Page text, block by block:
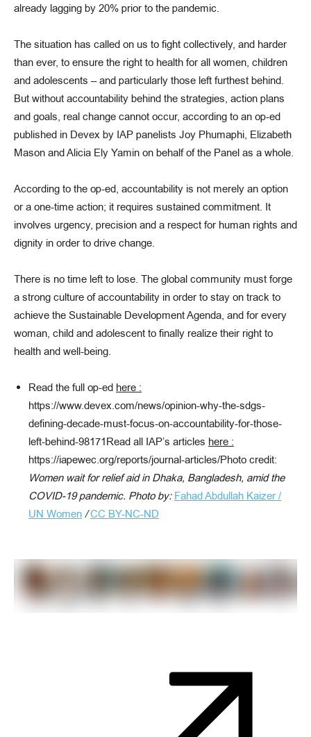
already lagging by 20% prior to the pandemic.
The situation has called on us to fight collectively, and harder
than ever, to ensure the right to health for all women, children
and adolescents – and particularly those left furthest behind.
But without accountability behind the strategies, action plans
and goals, real change cannot occur, according to an op-ed
published in Devex by IAP panelists Joy Phumaphi, Elizabeth
Mason and Alicia Ely Yamin on behalf of the Panel as a whole.
According to the op-ed, accountability is not merely an option
or a one-time action; it requires sustained commitment. It
involves urgency, precision and a respect for human rights and
dignity in order to drive change.
There is no time left to lose. The global community must forge
a strong culture of accountability in order to stay on track to
achieve the Sustainable Development Agenda, and for every
woman, child and adolescent to finally realize their right to
health and well-being.
Read the full op-ed here :
https://www.devex.com/news/opinion-why-the-sdgs-
defining-decade-must-focus-on-accountability-for-those-
left-behind-98171Read all IAP’s articles here :
https://iapewec.org/reports/journal-articles/Photo credit:
Women wait for relief aid in Dhaka, Bangladesh, amid the
COVID-19 pandemic. Photo by: Fahad Abdullah Kaizer /
UN Women /CC BY-NC-ND